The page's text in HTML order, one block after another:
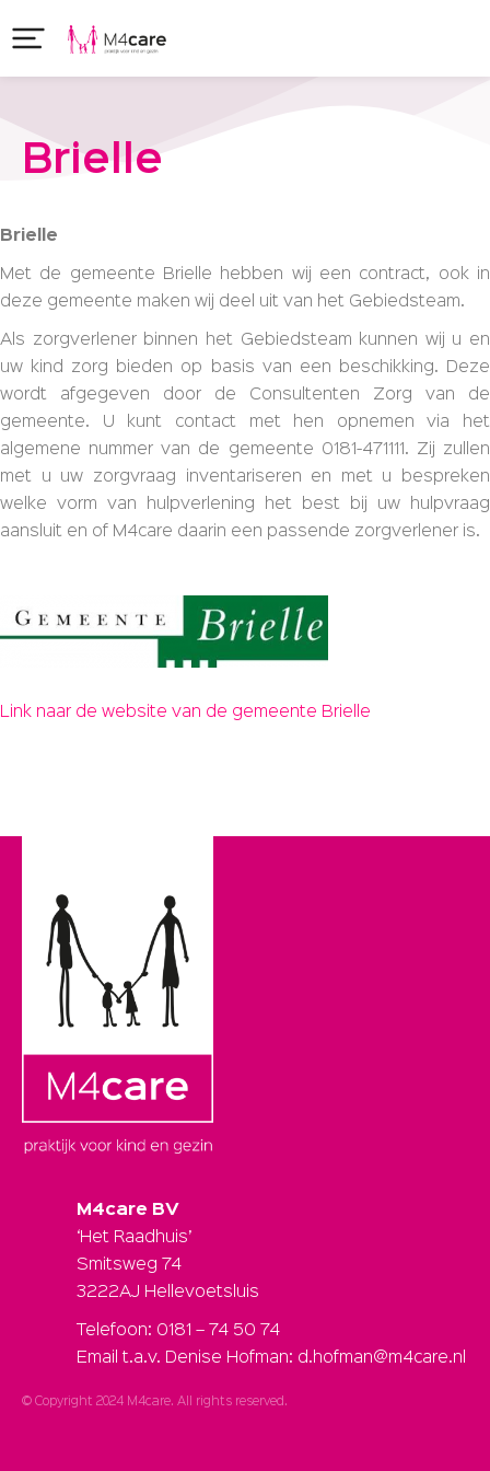
Brielle
Brielle
Met de gemeente Brielle hebben wij een contract, ook in
deze gemeente maken wij deel uit van het Gebiedsteam.
Als zorgverlener binnen het Gebiedsteam kunnen wij u en
uw kind zorg bieden op basis van een beschikking. Deze
wordt afgegeven door de Consultenten Zorg van de
gemeente. U kunt contact met hen opnemen via het
algemene nummer van de gemeente 0181-471111. Zij zullen
met u uw zorgvraag inventariseren en met u bespreken
welke vorm van hulpverlening het best bij uw hulpvraag
aansluit en of M4care daarin een passende zorgverlener is.
Link naar de website van de gemeente Brielle
M4care BV
‘Het Raadhuis’
Smitsweg 74
3222AJ Hellevoetsluis
Telefoon: 0181 – 74 50 74
Email t.a.v. Denise Hofman: d.hofman@m4care.nl
© Copyright 2024 M4care. All rights reserved.